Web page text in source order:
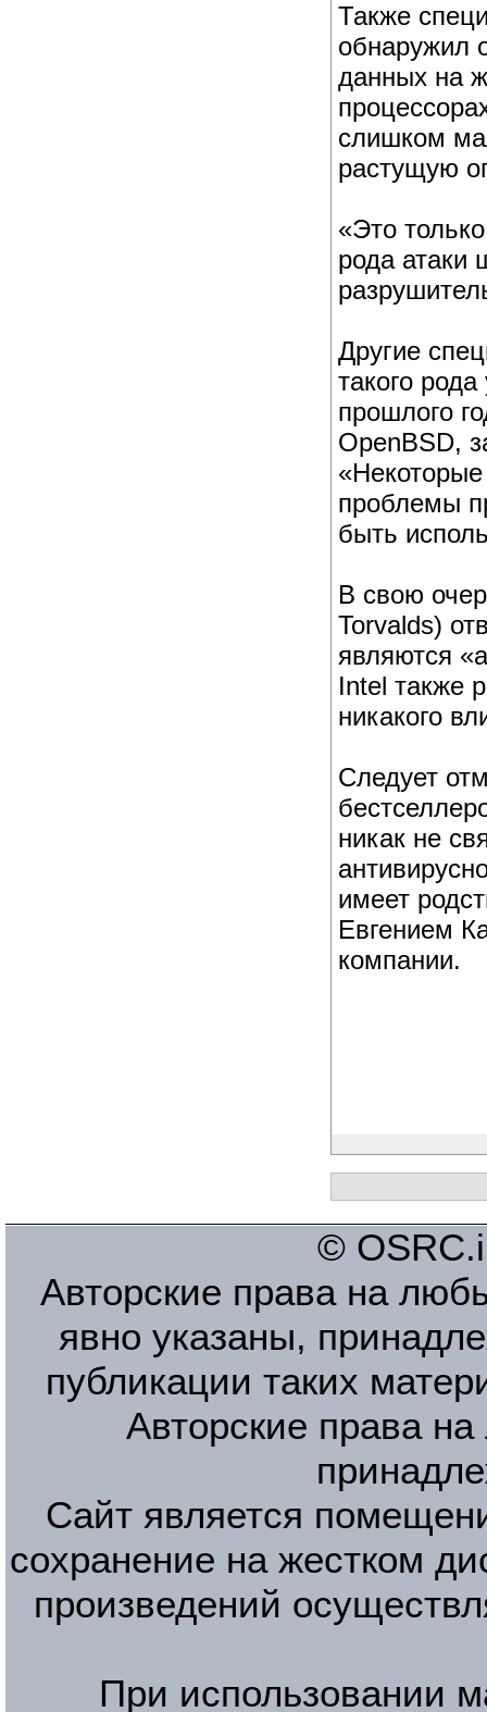
Также
обнаружил
данных на
слишком
растущую
«Это
рода атаки
Другие
такого
прошлого
OpenBSD,
проблемы
быть
В свою
Torvalds)
являются
Intel также
никакого
Следует
никак не
имеет
Евгением
компании.
©
Авторские права на
явно указаны,
публикации таких
Авторские права
Сайт является
сохранение на жестком
произведений
При использовании